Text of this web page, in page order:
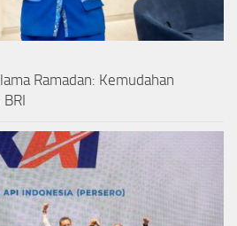
Ramadan: Kemudahan